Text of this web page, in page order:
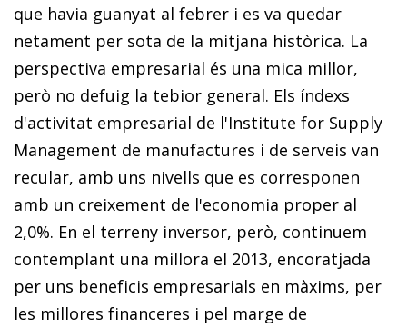
que havia guanyat al febrer i es va quedar
netament per sota de la mitjana històrica. La
perspectiva empresarial és una mica millor,
però no defuig la tebior general. Els índexs
d'activitat empresarial de l'Institute for Supply
Management de manufactures i de serveis van
recular, amb uns nivells que es corresponen
amb un creixement de l'economia proper al
2,0%. En el terreny inversor, però, continuem
contemplant una millora el 2013, encoratjada
per uns beneficis empresarials en màxims, per
les millores financeres i pel marge de